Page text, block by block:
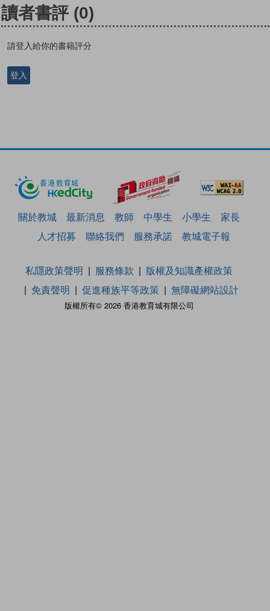
讀者書評 (0)
請登入給你的書籍評分
登入
關於教城 最新消息 教師 中學生 小學生
家長
人才招募
聯絡我們 服務承諾 教城電子報
版權所有© 2026 香港教育城有限公司
私隱政策聲明 服務條款
版權及知識產權政策
免責聲明
促進種族平等政策 無障礙網站設計